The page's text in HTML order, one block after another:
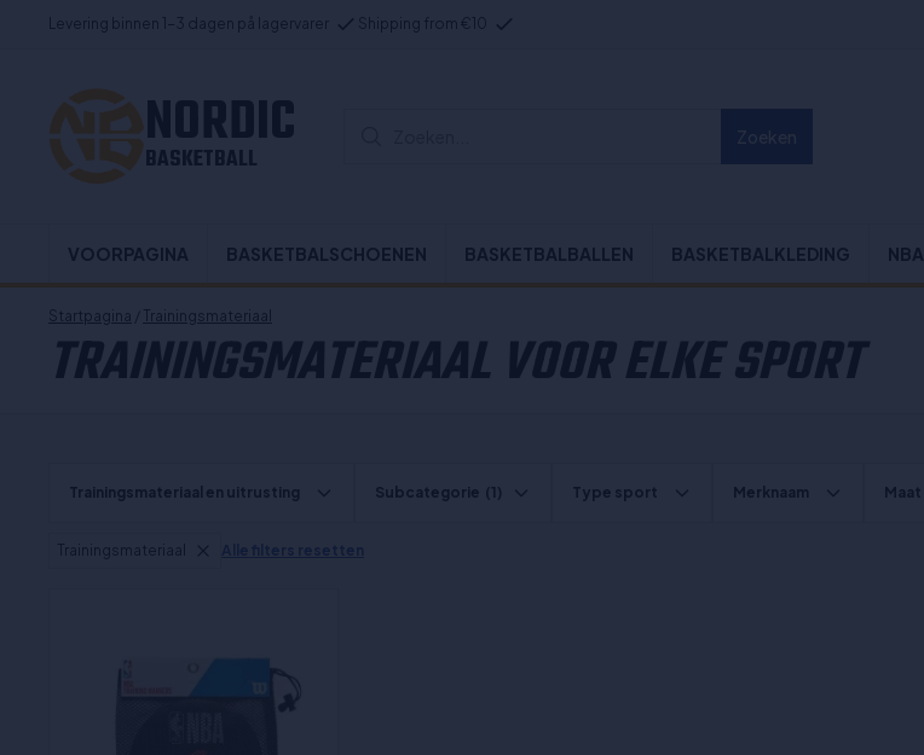
Levering binnen 1-3 dagen på lagervarer Shipping from €10
NORDIC
BASKETBALL
VOORPAGINA BASKETBALSCHOENEN BASKETBALBALLEN BASKETBALKLEDING NBA
Startpagina / Trainingsmateriaal
TRAININGSMATERIAAL VOOR ELKE SPORT
Trainingsmateriaal en uitrusting Subcategorie (1) Type sport Merknaam Maat
Trainingsmateriaal